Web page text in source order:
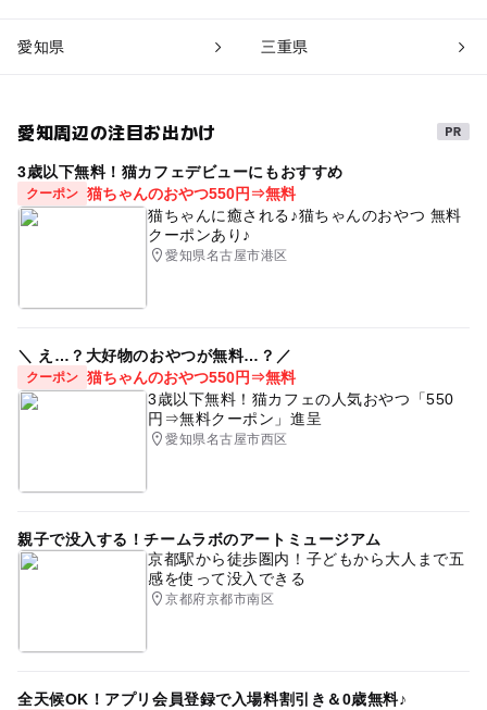
愛知県 三重県
愛知周辺の注目お出かけ
3歳以下無料！猫カフェデビューにもおすすめ
クーポン 猫ちゃんのおやつ550円⇒無料
猫ちゃんに癒される♪猫ちゃんのおやつ 無料
クーポンあり♪
愛知県名古屋市港区
＼ え…？大好物のおやつが無料…？／
クーポン 猫ちゃんのおやつ550円⇒無料
3歳以下無料！猫カフェの人気おやつ「550
円⇒無料クーポン」進呈
愛知県名古屋市西区
親子で没入する！チームラボのアートミュージアム
京都駅から徒歩圏内！子どもから大人まで五
感を使って没入できる
京都府京都市南区
全天候OK！アプリ会員登録で入場料割引き＆0歳無料♪